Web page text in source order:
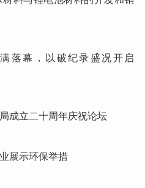
落幕，以破纪录盛况开启
成立二十周年庆祝论坛
展示环保举措